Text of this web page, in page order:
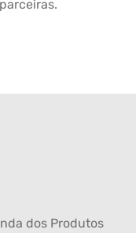
dos Produtos